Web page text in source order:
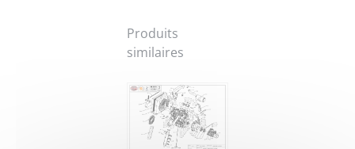
Produits
similaires